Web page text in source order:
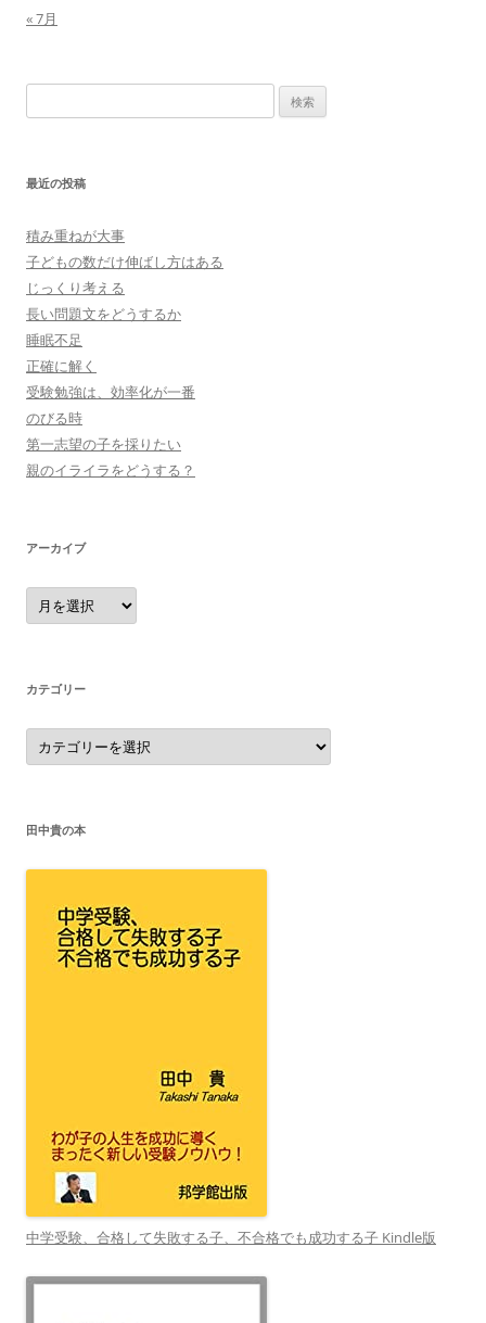
« 7月
索:
最近の投稿
積み重ねが大事
子どもの数だけ伸ばし方はある
じっくり考える
長い問題文をどうするか
睡眠不足
正確に解く
受験勉強は、効率化が一番
のびる時
第一志望の子を採りたい
親のイライラをどうする？
アーカイブ
ア
ー
カ
カテゴリー
カ
テ
ゴ
田中貴の本
中学受験、合格して失敗する子、不合格でも成功する子 Kindle版